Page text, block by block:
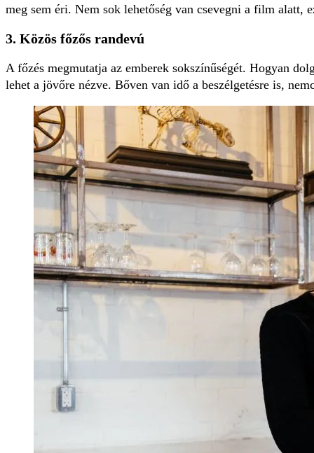
meg sem éri. Nem sok lehetőség van csevegni a film alatt,
3. Közös főzős randevú
A főzés megmutatja az emberek sokszínűségét. Hogyan
lehet a jövőre nézve. Bőven van idő a beszélgetésre is,